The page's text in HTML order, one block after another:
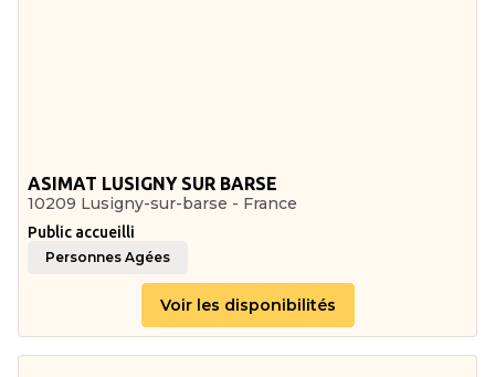
ASIMAT LUSIGNY SUR BARSE
10209 Lusigny-sur-barse - France
Public accueilli
Personnes Agées
Voir les disponibilités